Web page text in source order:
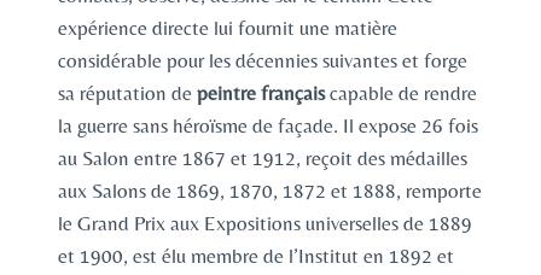
expérience directe lui fournit une matière
considérable pour les décennies suivantes et forge
sa réputation de peintre françaiscapable de rendre
la guerre sans héroïsme de façade. Il expose 26 fois
au Salon entre 1867 et 1912, reçoit des médailles
aux Salons de 1869, 1870, 1872 et 1888, remporte
le Grand Prix aux Expositions universelles de 1889
et 1900, est élu membre de l’Institut en 1892 et